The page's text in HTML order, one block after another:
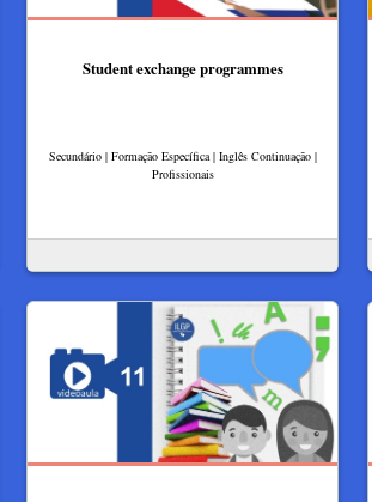
Student exchange programmes
Secundário | Formação Específica | Inglês Continuação |
Profissionais